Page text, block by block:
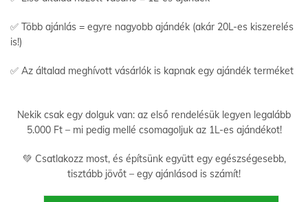
✅ Több ajánlás = egyre nagyobb ajándék (akár 20L-es kiszerelés
is!)
✅ Az általad meghívott vásárlók is kapnak egy ajándék terméket
Nekik csak egy dolguk van: az első rendelésük legyen legalább
5.000 Ft – mi pedig mellé csomagoljuk az 1L-es ajándékot!
💚 Csatlakozz most, és építsünk együtt egy egészségesebb,
tisztább jövőt – egy ajánlásod is számít!